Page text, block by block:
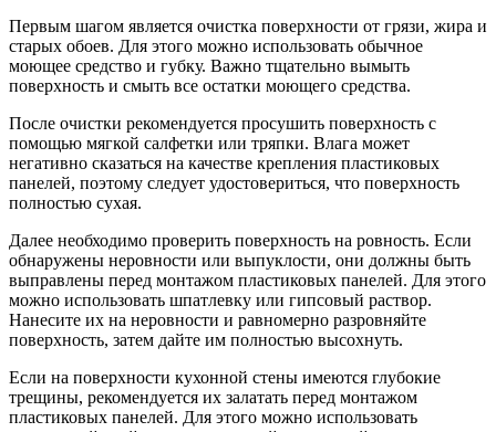
Первым шагом является очистка поверхности от грязи, жира и
старых обоев. Для этого можно использовать обычное
моющее средство и губку. Важно тщательно вымыть
поверхность и смыть все остатки моющего средства.
После очистки рекомендуется просушить поверхность с
помощью мягкой салфетки или тряпки. Влага может
негативно сказаться на качестве крепления пластиковых
панелей, поэтому следует удостовериться, что поверхность
полностью сухая.
Далее необходимо проверить поверхность на ровность. Если
обнаружены неровности или выпуклости, они должны быть
выправлены перед монтажом пластиковых панелей. Для этого
можно использовать шпатлевку или гипсовый раствор.
Нанесите их на неровности и равномерно разровняйте
поверхность, затем дайте им полностью высохнуть.
Если на поверхности кухонной стены имеются глубокие
трещины, рекомендуется их залатать перед монтажом
пластиковых панелей. Для этого можно использовать